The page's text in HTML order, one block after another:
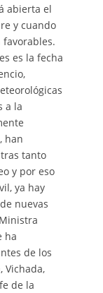
abierta el
y cuando
favorables.
es la fecha
a la
han
tanto
y por eso
ya hay
nuevas
ha
de los
Vichada,
de la